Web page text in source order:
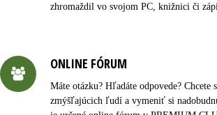
zhromaždil vo svojom PC, knižnici či
ONLINE FÓRUM
Máte otázku? Hľadáte odpovede? Chcete
zmýšľajúcich ľudí a vymeniť si